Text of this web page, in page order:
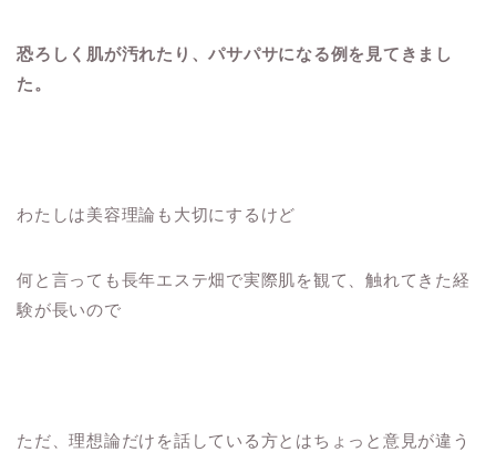
恐ろしく肌が汚れたり、パサパサになる例を見てきまし
た。
わたしは美容理論も大切にするけど
何と言っても長年エステ畑で実際肌を観て、触れてきた経
験が長いので
ただ、理想論だけを話している方とはちょっと意見が違う